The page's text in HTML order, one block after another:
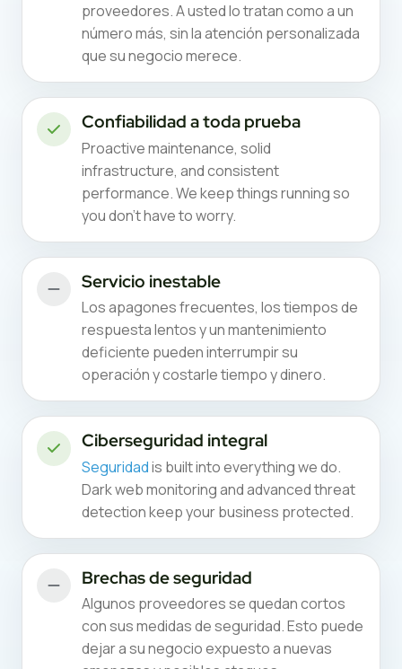
proveedores. A usted lo tratan como a un
número más, sin la atención personalizada
que su negocio merece.
Confiabilidad a toda prueba
Proactive maintenance, solid
infrastructure, and consistent
performance. We keep things running so
you don't have to worry.
Servicio inestable
Los apagones frecuentes, los tiempos de
respuesta lentos y un mantenimiento
deficiente pueden interrumpir su
operación y costarle tiempo y dinero.
Ciberseguridad integral
Seguridadis built into everything we do.
Dark web monitoring and advanced threat
detection keep your business protected.
Brechas de seguridad
Algunos proveedores se quedan cortos
con sus medidas de seguridad. Esto puede
dejar a su negocio expuesto a nuevas